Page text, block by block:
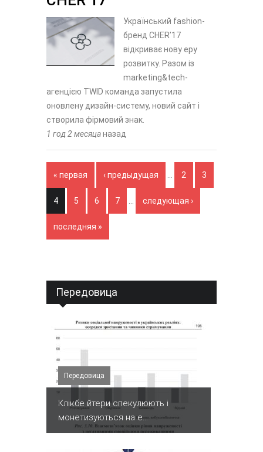
Український fashion-
бренд CHER’17
відкриває нову еру
розвитку. Разом із
marketing&tech-
агенцією TWID команда запустила
оновлену дизайн-систему, новий сайт і
створила фірмовий знак.
1 год 2 месяцаназад
Страницы
« первая ‹ предыдущая 2 3
4 5 6 7 следующая ›
последняя »
Передовица
Передовица
Клікбе йтери спекулюють і
монетизуються на е...